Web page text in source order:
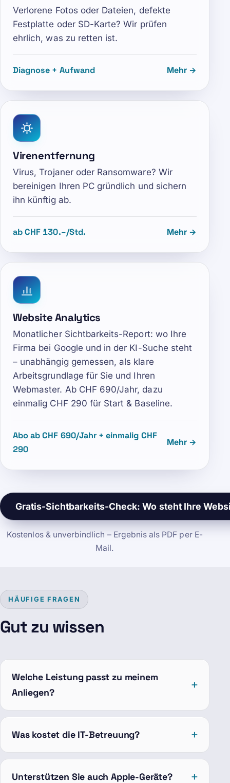
Verlorene Fotos oder Dateien, defekte
Festplatte oder SD-Karte? Wir prüfen
ehrlich, was zu retten ist.
Diagnose + Aufwand Mehr →
Virenentfernung
Virus, Trojaner oder Ransomware? Wir
bereinigen Ihren PC gründlich und sichern
ihn künftig ab.
ab CHF 130.–/Std. Mehr →
Website Analytics
Monatlicher Sichtbarkeits-Report: wo Ihre
Firma bei Google und in der KI-Suche steht
– unabhängig gemessen, als klare
Arbeitsgrundlage für Sie und Ihren
Webmaster. Ab CHF 690/Jahr, dazu
einmalig CHF 290 für Start & Baseline.
Abo ab CHF 690/Jahr + einmalig CHF
290
Mehr →
Gratis-Sichtbarkeits-Check: Wo steht Ihre
Kostenlos & unverbindlich – Ergebnis als PDF per E-
Mail.
HÄUFIGE FRAGEN
Gut zu wissen
Welche Leistung passt zu meinem
Anliegen?
Was kostet die IT-Betreuung?
Unterstützen Sie auch Apple-Geräte?